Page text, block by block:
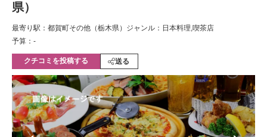
動物
会員記事
メディア
注目記事を集めた総合ページ
ITの今と未来を見通す
県）
最寄り駅：都賀町その他（栃木県） ジャンル：日本料理,喫茶店
予算：-
クチコミを投稿する 送る